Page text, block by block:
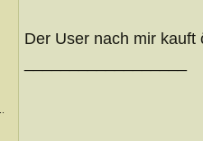
Der User nach mir kauft